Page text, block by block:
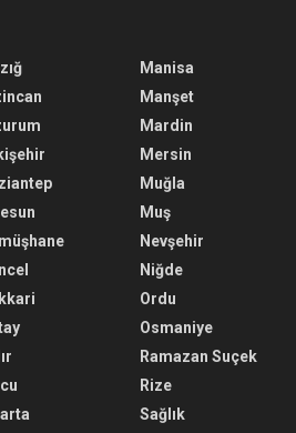
Manisa
Manşet
Mardin
Mersin
Muğla
Muş
Nevşehir
Niğde
Ordu
Osmaniye
Ramazan Suçek
Rize
Sağlık